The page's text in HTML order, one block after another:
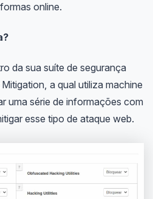
online.
da sua suíte de segurança
a qual utiliza machine
uma série de informações com
esse tipo de ataque web.